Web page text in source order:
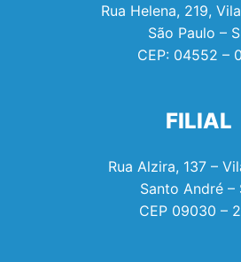
Rua Helena, 219,
São Paulo –
CEP: 04552 –
FILIAL
Rua Alzira, 137 –
Santo André –
CEP 09030 –